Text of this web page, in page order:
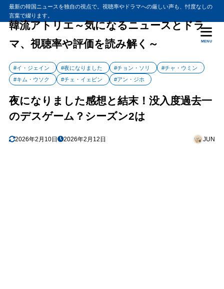
最新の韓国ニュースを独自の視点で。視聴率やドラマへの厳しい声も、忖度なしの
言葉で綴ります。
韓流アトリエ～気になるニュースとドラ
マ、視聴率や評価を読み解く～
MENU
#イ・ジェイン #夜になりました #チョン・ソリ
#チャ・ウミン
#キム・ウソク
#チェ・イェビン #アン・ジホ
夜になりました感想と結末！没入度過去一
のデスゲーム？シーズン2は
2026年2月10日 2026年2月12日 JUN